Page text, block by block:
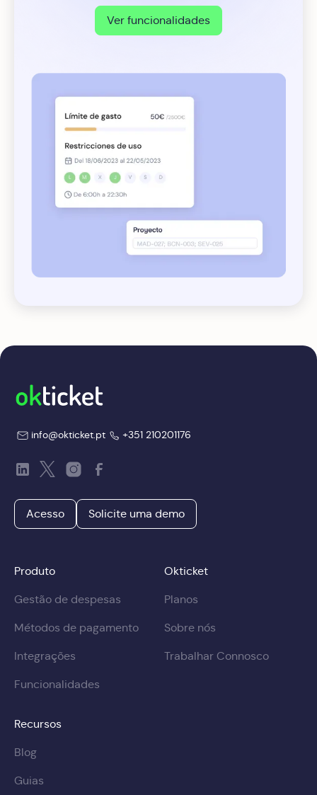
Ver funcionalidades
info@okticket.pt +351 210201176
Produto
Gestão de despesas
Métodos de pagamento
Integrações
Funcionalidades
Okticket
Planos
Sobre nós
Trabalhar Connosco
Recursos
Blog
Guias
Acesso Solicite uma demo